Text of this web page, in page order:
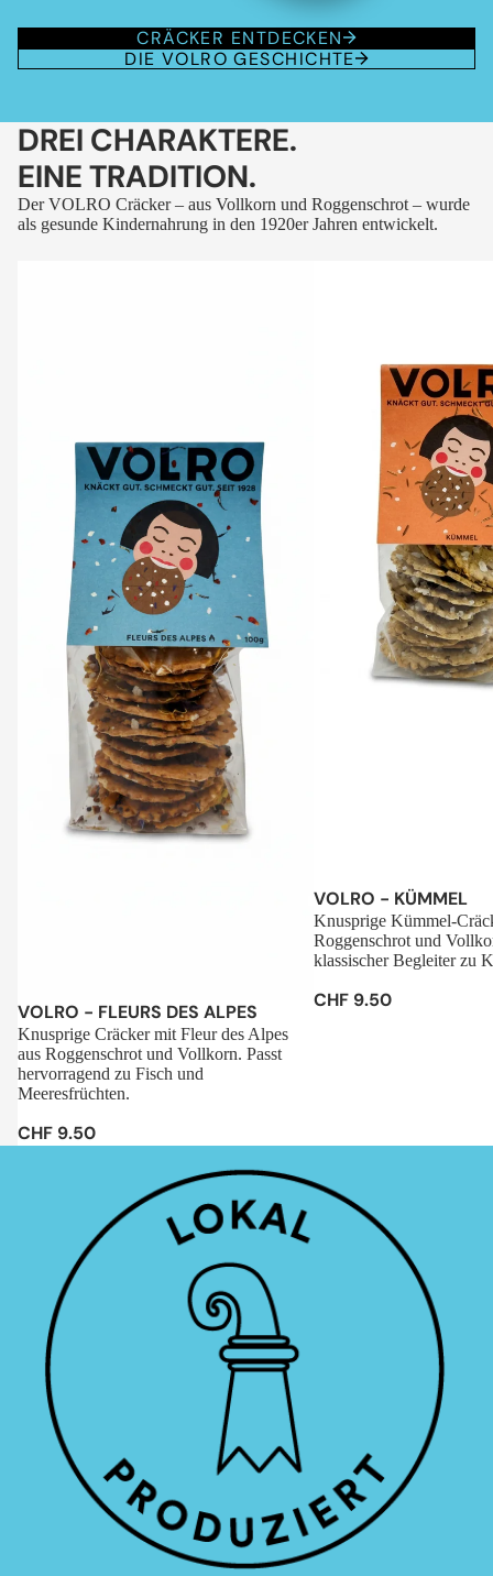
CRÄCKER ENTDECKEN
DIE VOLRO GESCHICHTE
DREI CHARAKTERE.
EINE TRADITION.
Der VOLRO Cräcker – aus Vollkorn und Roggenschrot – wurde
als gesunde Kindernahrung in den 1920er Jahren entwickelt.
Sale
VOLRO - FLEURS DES ALPES
Knusprige Cräcker mit Fleur des Alpes
aus Roggenschrot und Vollkorn. Passt
hervorragend zu Fisch und
Meeresfrüchten.
CHF 9.50
VOLRO - KÜMMEL
Knusprige Kümmel-
Roggenschrot und
klassischer Begleiter zu
CHF 9.50